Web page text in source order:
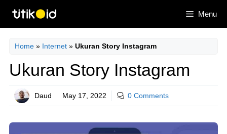
content
Menu
Home » Internet » Ukuran Story Instagram
Ukuran Story Instagram
Daud May 17, 2022 0 Comments